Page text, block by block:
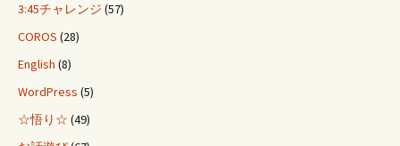
3:45チャレンジ (57)
COROS (28)
English (8)
WordPress (5)
☆悟り☆ (49)